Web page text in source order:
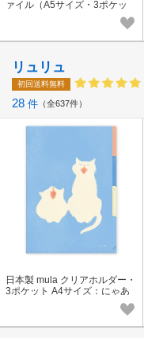
ァイル（A5サイズ・3ポケッ
リュリュ
初回送料無料
28 件 全637件
日本製 mula クリアホルダー・
3ポケット A4サイズ：にゃあ